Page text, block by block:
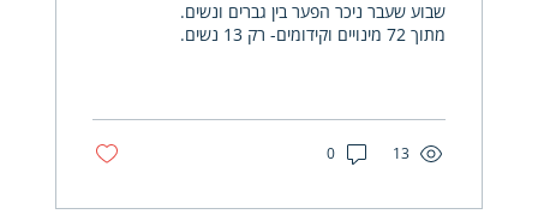
שבוע שעבר ניכר הפער בין גברים ונשים.
מתוך 72 מינויים וקידומים- רק 13 נשים.
13
0